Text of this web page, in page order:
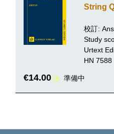
String
校訂:
Study
Urtext
HN 7588
€14.00 準備中